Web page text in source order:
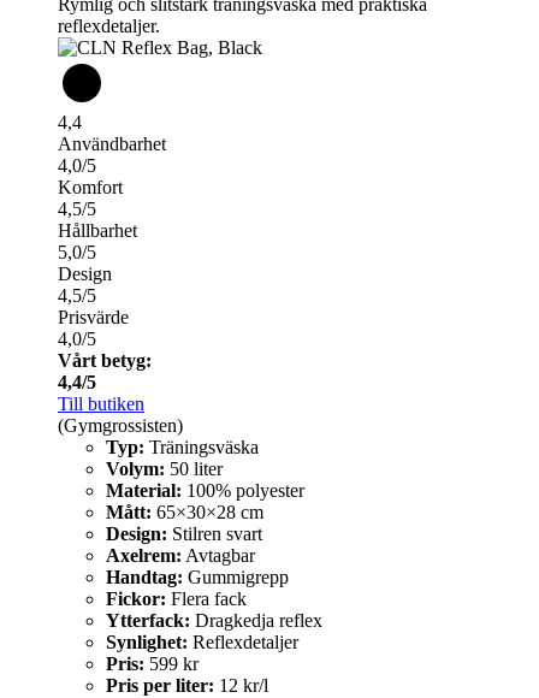
Rymlig och slitstark träningsväska med praktiska
reflexdetaljer.
4,4
Användbarhet
4,0/5
Komfort
4,5/5
Hållbarhet
5,0/5
Design
4,5/5
Prisvärde
4,0/5
Vårt betyg:
4,4/5
Till butiken
(Gymgrossisten)
Typ: Träningsväska
Volym: 50 liter
Material: 100% polyester
Mått: 65×30×28 cm
Design: Stilren svart
Axelrem: Avtagbar
Handtag: Gummigrepp
Fickor: Flera fack
Ytterfack: Dragkedja reflex
Synlighet: Reflexdetaljer
Pris: 599 kr
Pris per liter: 12 kr/l